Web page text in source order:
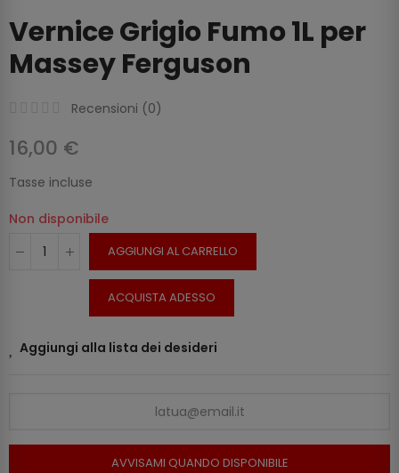
Vernice Grigio Fumo 1L per
Massey Ferguson
Recensioni (0)
16,00 €
Tasse incluse
Non disponibile
AGGIUNGI AL CARRELLO
ACQUISTA ADESSO
Aggiungi alla lista dei desideri
AVVISAMI QUANDO DISPONIBILE